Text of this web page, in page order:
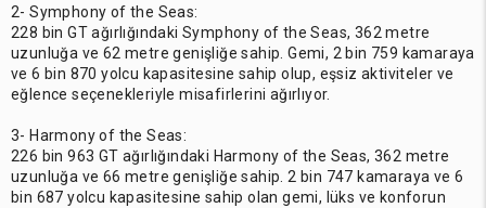
2- Symphony of the Seas:
228 bin GT ağırlığındaki Symphony of the Seas, 362 metre
uzunluğa ve 62 metre genişliğe sahip. Gemi, 2 bin 759 kamaraya
ve 6 bin 870 yolcu kapasitesine sahip olup, eşsiz aktiviteler ve
eğlence seçenekleriyle misafirlerini ağırlıyor.
3- Harmony of the Seas:
226 bin 963 GT ağırlığındaki Harmony of the Seas, 362 metre
uzunluğa ve 66 metre genişliğe sahip. 2 bin 747 kamaraya ve 6
bin 687 yolcu kapasitesine sahip olan gemi, lüks ve konforun